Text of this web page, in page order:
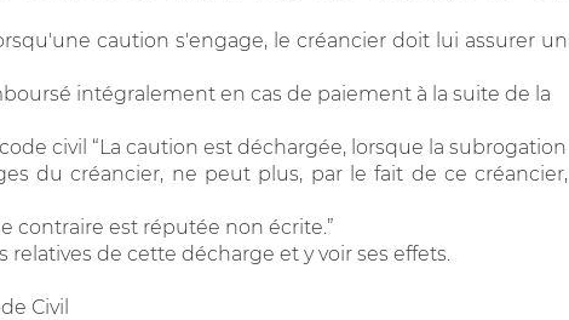
caution s'engage, le créancier doit lui assurer un
intégralement en cas de paiement à la suite de la
civil “La caution est déchargée, lorsque la subrogation
du créancier, ne peut plus, par le fait de ce créancier,
contraire est réputée non écrite.”
de cette décharge et y voir ses effets.
Civil